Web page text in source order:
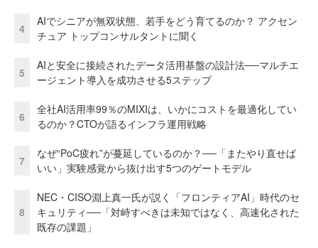
4
AIでシニアが無双状態、若手をどう育てるのか？ アクセン
チュア トップコンサルタントに聞く
5
AIと安全に接続されたデータ活用基盤の設計法──マルチエ
ージェント導入を成功させる5ステップ
6
全社AI活用率99％のMIXIは、いかにコストを最適化してい
るのか？CTOが語るインフラ運用戦略
7
なぜ“PoC疲れ”が蔓延しているのか？──「またやり直せば
いい」実験感覚から抜け出す5つのゲートモデル
8
NEC・CISO淵上真一氏が説く「フロンティアAI」時代のセ
キュリティ──「対峙すべきは未知ではなく、高速化された
既存の課題」